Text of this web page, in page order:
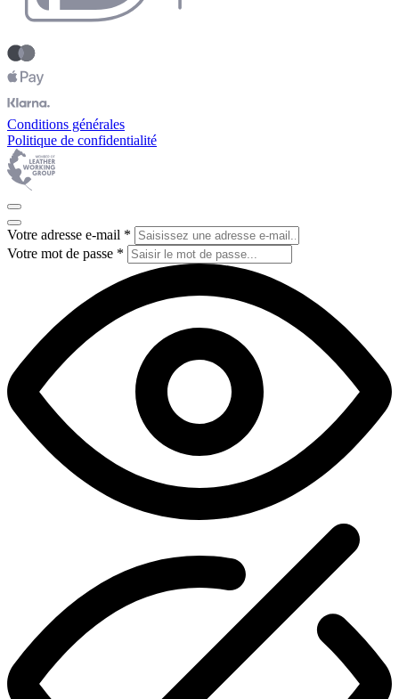
Conditions générales
Politique de confidentialité
Votre adresse e-mail *
Votre mot de passe *